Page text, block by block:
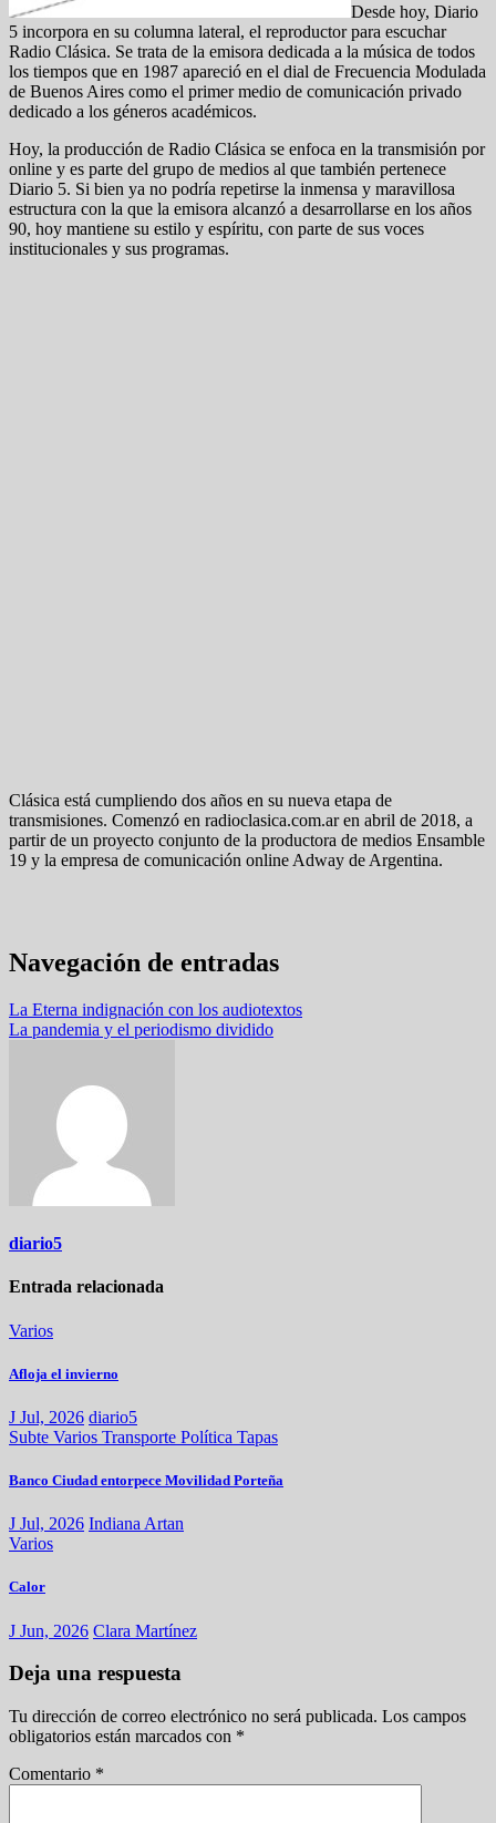
Desde hoy, Diario
5 incorpora en su columna lateral, el reproductor para escuchar
Radio Clásica. Se trata de la emisora dedicada a la música de todos
los tiempos que en 1987 apareció en el dial de Frecuencia Modulada
de Buenos Aires como el primer medio de comunicación privado
dedicado a los géneros académicos.
Hoy, la producción de Radio Clásica se enfoca en la transmisión por
online y es parte del grupo de medios al que también pertenece
Diario 5. Si bien ya no podría repetirse la inmensa y maravillosa
estructura con la que la emisora alcanzó a desarrollarse en los años
90, hoy mantiene su estilo y espíritu, con parte de sus voces
institucionales y sus programas.
Clásica está cumpliendo dos años en su nueva etapa de
transmisiones. Comenzó en radioclasica.com.ar en abril de 2018, a
partir de un proyecto conjunto de la productora de medios Ensamble
19 y la empresa de comunicación online Adway de Argentina.
Navegación de entradas
La Eterna indignación con los audiotextos
La pandemia y el periodismo dividido
diario5
Entrada relacionada
Varios
Afloja el invierno
J Jul, 2026 diario5
Subte Varios Transporte Política Tapas
Banco Ciudad entorpece Movilidad Porteña
J Jul, 2026 Indiana Artan
Varios
Calor
J Jun, 2026 Clara Martínez
Deja una respuesta
Tu dirección de correo electrónico no será publicada. Los campos
obligatorios están marcados con *
Comentario *